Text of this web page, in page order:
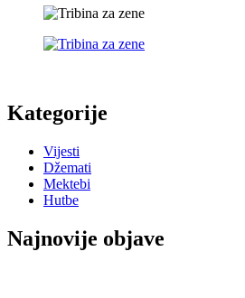
Kategorije
Vijesti
Džemati
Mektebi
Hutbe
Najnovije objave